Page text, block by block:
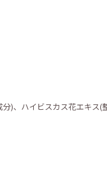
)、ハイビスカス花エキス